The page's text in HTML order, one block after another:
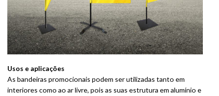
Usos e aplicações
As bandeiras promocionais podem ser utilizadas tanto em
interiores como ao ar livre, pois as suas estrutura em alumínio e